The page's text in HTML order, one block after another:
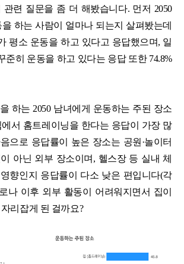
관련 질문을 좀 더 해봤습니다. 먼저 2050
하는 사람이 얼마나 되는지 살펴봤는데
평소 운동을 하고 있다고 응답했으며, 일
준히 운동을 하고 있다는 응답 또한 74.8%
하는 2050 남녀에게 운동하는 주된 장소
서 홈트레이닝을 한다는 응답이 가장 많
으로 응답률이 높은 장소는 공원·놀이터
아닌 외부 장소이며, 헬스장 등 실내 체
향인지 응답률이 다소 낮은 편입니다(각
로나 이후 외부 활동이 어려워지면서 집이
리잡게 된 걸까요?